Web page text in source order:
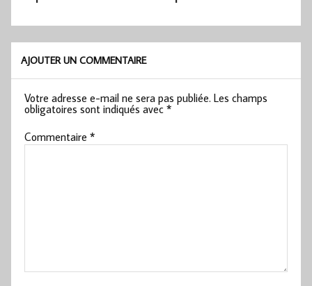
AJOUTER UN COMMENTAIRE
Votre adresse e-mail ne sera pas publiée. Les champs
obligatoires sont indiqués avec*
Commentaire*